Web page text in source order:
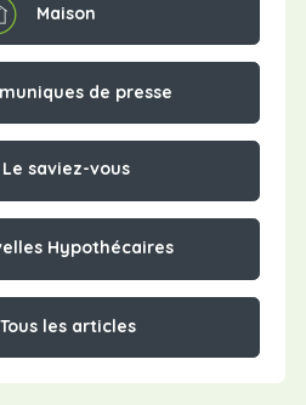
Maison
de presse
Le saviez-vous
Hypothécaires
Tous les articles